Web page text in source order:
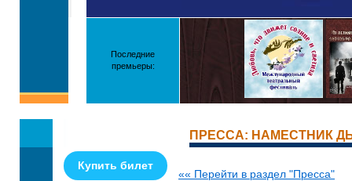
Последние
премьеры:
ПРЕССА: НАМЕСТНИК
Купить билет
«« Перейти в раздел "Пресса"